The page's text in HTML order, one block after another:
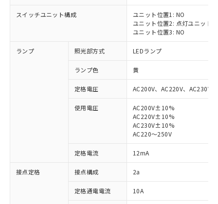
スイッチユニット構成
ユニット位置1: NO
ユニット位置2: 点灯ユニット
ユニット位置3: NO
ランプ 照光部方式 LEDランプ
ランプ色 黄
定格電圧 AC200V、AC220V、AC230V
使用電圧
AC200V±10%
AC220V±10%
AC230V±10%
AC220～250V
定格電流 12mA
接点定格 接点構成 2a
定格通電電流 10A
対応済み：EU RoHS指令（10物質）の
非含有に対応した製品が提供可能な商品で
対応予定：EU RoHS指令（10物質）の非含
有に対応した製品に切り替える予定のある
対応予定なし：EU RoHS指令（10物質）の